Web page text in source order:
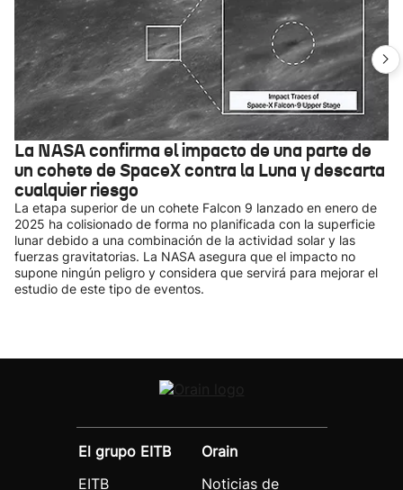
La NASA confirma el impacto de una parte de
un cohete de SpaceX contra la Luna y descarta
cualquier riesgo
La etapa superior de un cohete Falcon 9 lanzado en enero de
2025 ha colisionado de forma no planificada con la superficie
lunar debido a una combinación de la actividad solar y las
fuerzas gravitatorias. La NASA asegura que el impacto no
supone ningún peligro y considera que servirá para mejorar el
estudio de este tipo de eventos.
El grupo EITB
EITB
Orain
Noticias de